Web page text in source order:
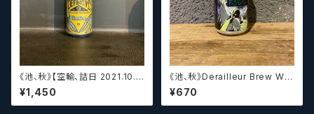
《池、秋》【空輸、詰日 2021.10.2
6】ディフィニティブ エルスウェア
/ Definitive Elsewhere
¥1,450
《池、秋》Derailleur Brew Wor
ks ANONYMOUS BREWH
OLIC FOUNDATION ディ
レイラブリューワークス
¥670